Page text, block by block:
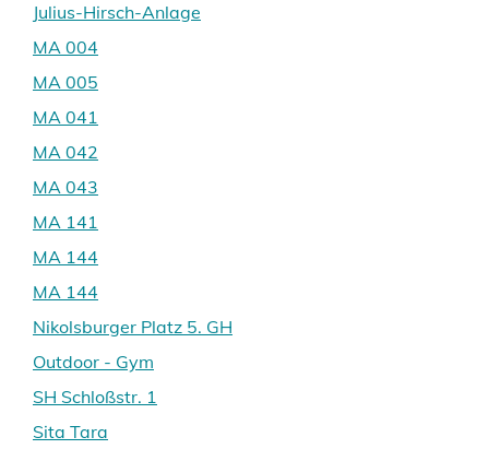
Julius-Hirsch-Anlage
MA 004
MA 005
MA 041
MA 042
MA 043
MA 141
MA 144
MA 144
Nikolsburger Platz 5. GH
Outdoor - Gym
SH Schloßstr. 1
Sita Tara